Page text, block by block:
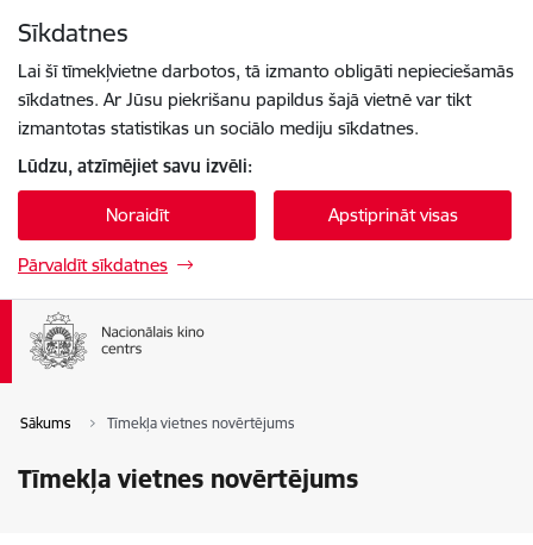
Sīkdatnes
Lai šī tīmekļvietne darbotos, tā izmanto obligāti nepieciešamās
sīkdatnes. Ar Jūsu piekrišanu papildus šajā vietnē var tikt
izmantotas statistikas un sociālo mediju sīkdatnes.
Lūdzu, atzīmējiet savu izvēli:
Noraidīt Apstiprināt visas
Pārvaldīt sīkdatnes
Sākums Tīmekļa vietnes novērtējums
Tīmekļa vietnes novērtējums